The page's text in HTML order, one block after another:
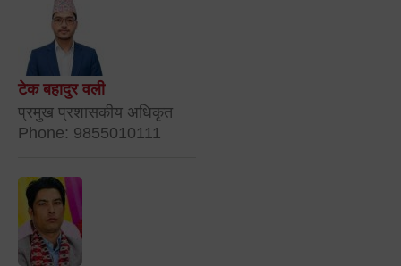
टेक बहादुर वली
प्रमुख प्रशासकीय अधिकृत
Phone: 9855010111